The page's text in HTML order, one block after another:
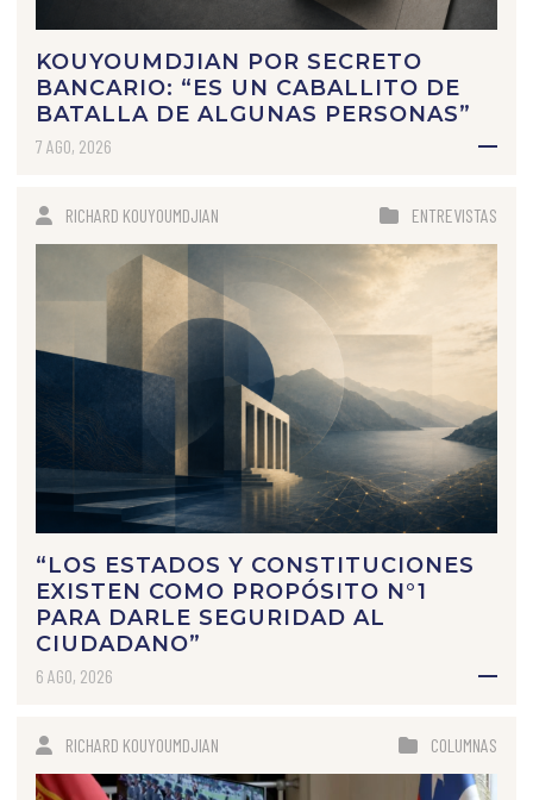
KOUYOUMDJIAN POR SECRETO
BANCARIO: “ES UN CABALLITO DE
BATALLA DE ALGUNAS PERSONAS”
7 AGO, 2026
RICHARD KOUYOUMDJIAN ENTREVISTAS
“LOS ESTADOS Y CONSTITUCIONES
EXISTEN COMO PROPÓSITO N°1
PARA DARLE SEGURIDAD AL
CIUDADANO”
6 AGO, 2026
RICHARD KOUYOUMDJIAN COLUMNAS